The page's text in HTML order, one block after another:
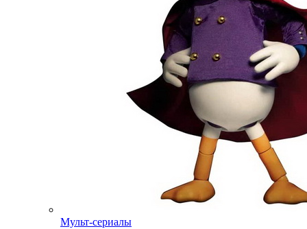
Мульт-сериалы